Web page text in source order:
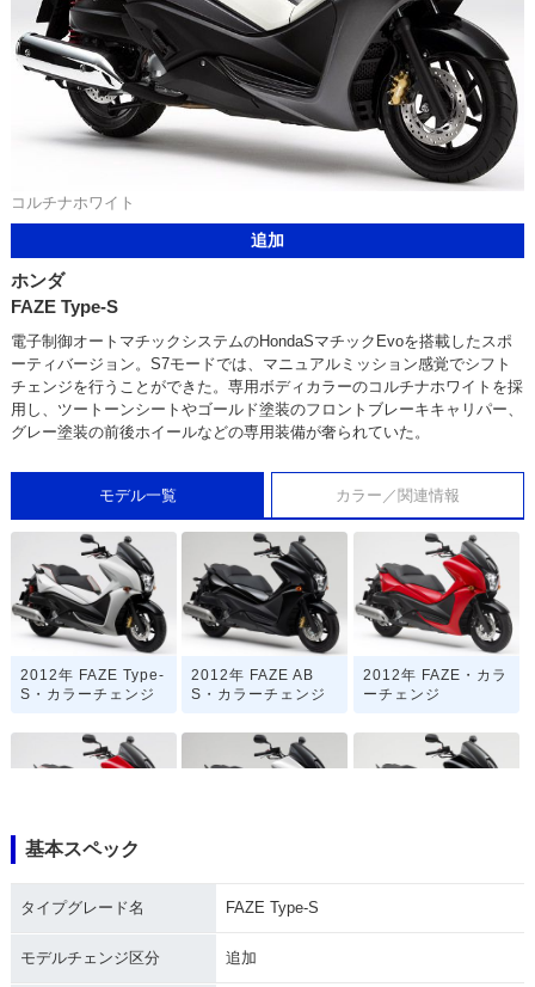
コルチナホワイト
追加
ホンダ
FAZE Type-S
電子制御オートマチックシステムのHondaSマチックEvoを搭載したスポ
ーティバージョン。S7モードでは、マニュアルミッション感覚でシフト
チェンジを行うことができた。専用ボディカラーのコルチナホワイトを採
用し、ツートーンシートやゴールド塗装のフロントブレーキキャリパー、
グレー塗装の前後ホイールなどの専用装備が奢られていた。
モデル一覧 カラー／関連情報
2012年 FAZE Type-
S・カラーチェンジ
2012年 FAZE AB
S・カラーチェンジ
2012年 FAZE・カラ
ーチェンジ
基本スペック
タイプグレード名 FAZE Type-S
モデルチェンジ区分 追加